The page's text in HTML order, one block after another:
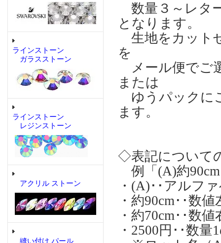
ラインストーン
ガラスストーン
ラインストーン
レジンストーン
アクリル ストーン
縫い付け パール
数量３～レタ
となります。
生地をカット
を
メール便でご
または
ゆうパックに
ます。
◇表記について
例「(A)約
・(A)･･アルフ
・約90cm･･数
・約70cm･･数
・2500円･･数